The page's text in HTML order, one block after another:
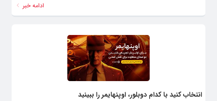
ادامه خبر
انتخاب کنید با کدام دوبلور، اوپنهایمر را ببینید